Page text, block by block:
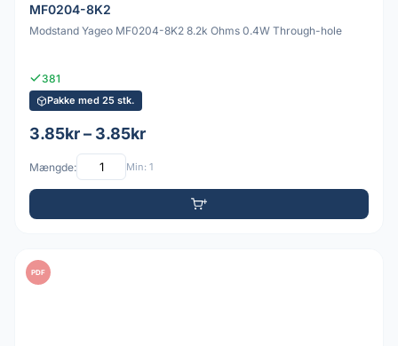
MF0204-8K2
Modstand Yageo MF0204-8K2 8.2k Ohms 0.4W Through-hole
381
Pakke med 25 stk.
3.85kr – 3.85kr
Mængde: Min: 1
PDF